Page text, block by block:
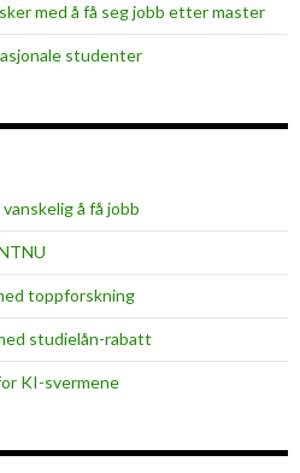
med å få seg jobb etter master
studenter
å få jobb
toppforskning
studielån-rabatt
KI-svermene